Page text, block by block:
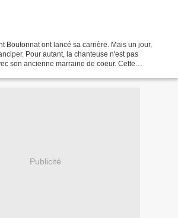
Boutonnat ont lancé sa carrière. Mais un jour,
Pour autant, la chanteuse n'est pas
son ancienne marraine de coeur. Cette
Publicité